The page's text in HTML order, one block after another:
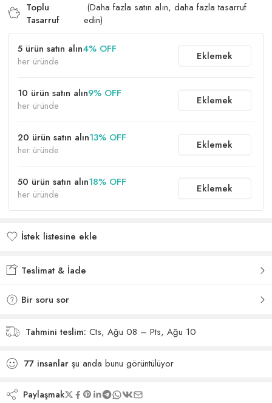
Toplu
Tasarruf
(Daha fazla satın alın, daha fazla tasarruf
edin)
5 ürün satın alın4% OFF
her üründe
Eklemek
10 ürün satın alın9% OFF
her üründe
Eklemek
20 ürün satın alın13% OFF
her üründe
Eklemek
50 ürün satın alın18% OFF
her üründe
Eklemek
İstek listesine ekle
Teslimat & İade
Bir soru sor
Tahmini teslim: Cts, Ağu 08 – Pts, Ağu 10
77 insanlar şu anda bunu görüntülüyor
Paylaşmak